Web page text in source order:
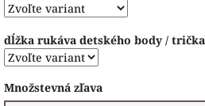
dĺžka rukáva detského body / trička
Množstevná zľava